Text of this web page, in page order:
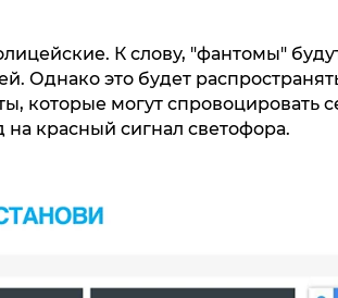
К слову, "фантомы"
Однако это будет
которые могут спровоцировать
красный сигнал светофора.